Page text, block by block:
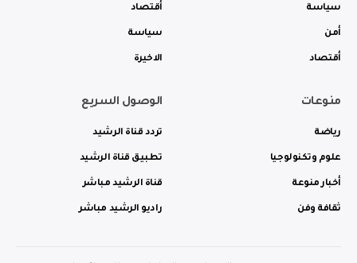
سياسة
أمن
أقتصاد
أقتصاد
سياسة
الاخيرة
منوعات
رياضة
علوم وتكنولوجيا
أخبار منوعة
ثقافة وفن
الوصول السريع
تردد قناة الرشيد
تطبيق قناة الرشيد
قناة الرشيد مباشر
راديو الرشيد مباشر